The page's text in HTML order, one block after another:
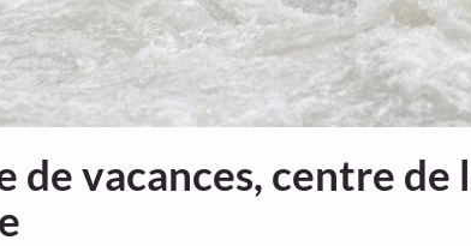
de vacances, centre de